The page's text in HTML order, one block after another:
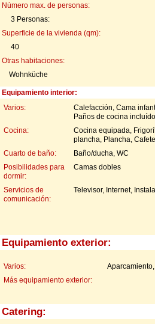
Número max. de personas:
3 Personas:
Superficie de la vivienda (qm):
40
Otras habitaciones:
Wohnküche
Equipamiento interior:
Varios:
Calefacción, Cama
Paños de cocina
Cocina:
Cocina equipada,
plancha, Plancha,
Cuarto de baño:
Baño/ducha, WC
Posibilidades para
dormir:
Camas dobles
Servicios de
comunicación:
Televisor, Internet,
Equipamiento exterior:
Varios:
Más equipamiento exterior:
Catering: